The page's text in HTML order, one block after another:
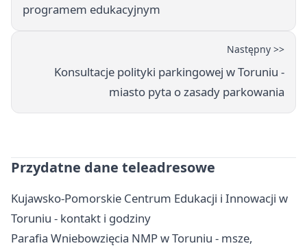
programem edukacyjnym
Następny >>
Konsultacje polityki parkingowej w Toruniu -
miasto pyta o zasady parkowania
Przydatne dane teleadresowe
Kujawsko-Pomorskie Centrum Edukacji i Innowacji w
Toruniu - kontakt i godziny
Parafia Wniebowzięcia NMP w Toruniu - msze,